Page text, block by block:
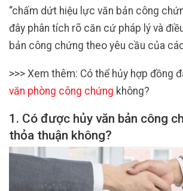
“chấm dứt hiệu lực văn bản công
đây phân tích rõ căn cứ pháp lý và
bản công chứng theo yêu cầu của
>>> Xem thêm: Có thể hủy hợp đồng
văn phòng công chứng không?
1. Có được hủy văn bản công
thỏa thuận không?